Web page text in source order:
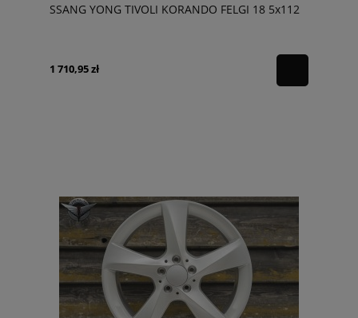
SSANG YONG TIVOLI KORANDO FELGI 18 5x112
1 710,95 zł